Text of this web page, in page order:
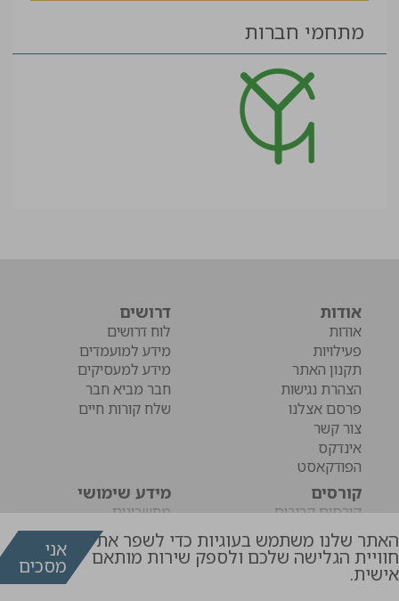
מתחמי חברות
אודות
אודות
פעילויות
תקנון האתר
הצהרת נגישות
פרסם אצלנו
צור קשר
אינדקס
הפודקאסט
דרושים
לוח דרושים
מידע למועמדים
מידע למעסיקים
חבר מביא חבר
שלח קורות חיים
קורסים
קורסים קרובים
קורסים לארגונים
מידע שימושי
מחשבונים
קישורים
האתר שלנו משתמש בעוגיות כדי לשפר את
חוויית הגלישה שלכם ולספק שירות מותאם
אישית.
אני
מסכים